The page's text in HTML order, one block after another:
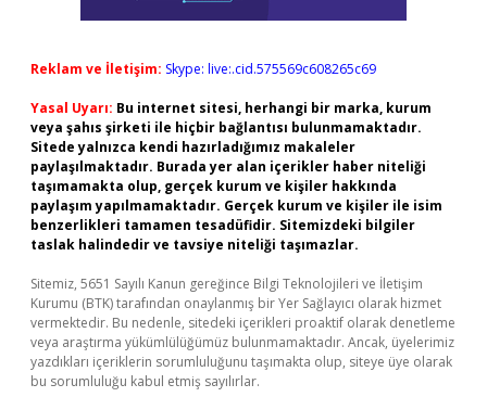
Reklam ve İletişim: Skype: live:.cid.575569c608265c69
Yasal Uyarı: Bu internet sitesi, herhangi bir marka, kurum
veya şahıs şirketi ile hiçbir bağlantısı bulunmamaktadır.
Sitede yalnızca kendi hazırladığımız makaleler
paylaşılmaktadır. Burada yer alan içerikler haber niteliği
taşımamakta olup, gerçek kurum ve kişiler hakkında
paylaşım yapılmamaktadır. Gerçek kurum ve kişiler ile isim
benzerlikleri tamamen tesadüfidir. Sitemizdeki bilgiler
taslak halindedir ve tavsiye niteliği taşımazlar.
Sitemiz, 5651 Sayılı Kanun gereğince Bilgi Teknolojileri ve İletişim
Kurumu (BTK) tarafından onaylanmış bir Yer Sağlayıcı olarak hizmet
vermektedir. Bu nedenle, sitedeki içerikleri proaktif olarak denetleme
veya araştırma yükümlülüğümüz bulunmamaktadır. Ancak, üyelerimiz
yazdıkları içeriklerin sorumluluğunu taşımakta olup, siteye üye olarak
bu sorumluluğu kabul etmiş sayılırlar.